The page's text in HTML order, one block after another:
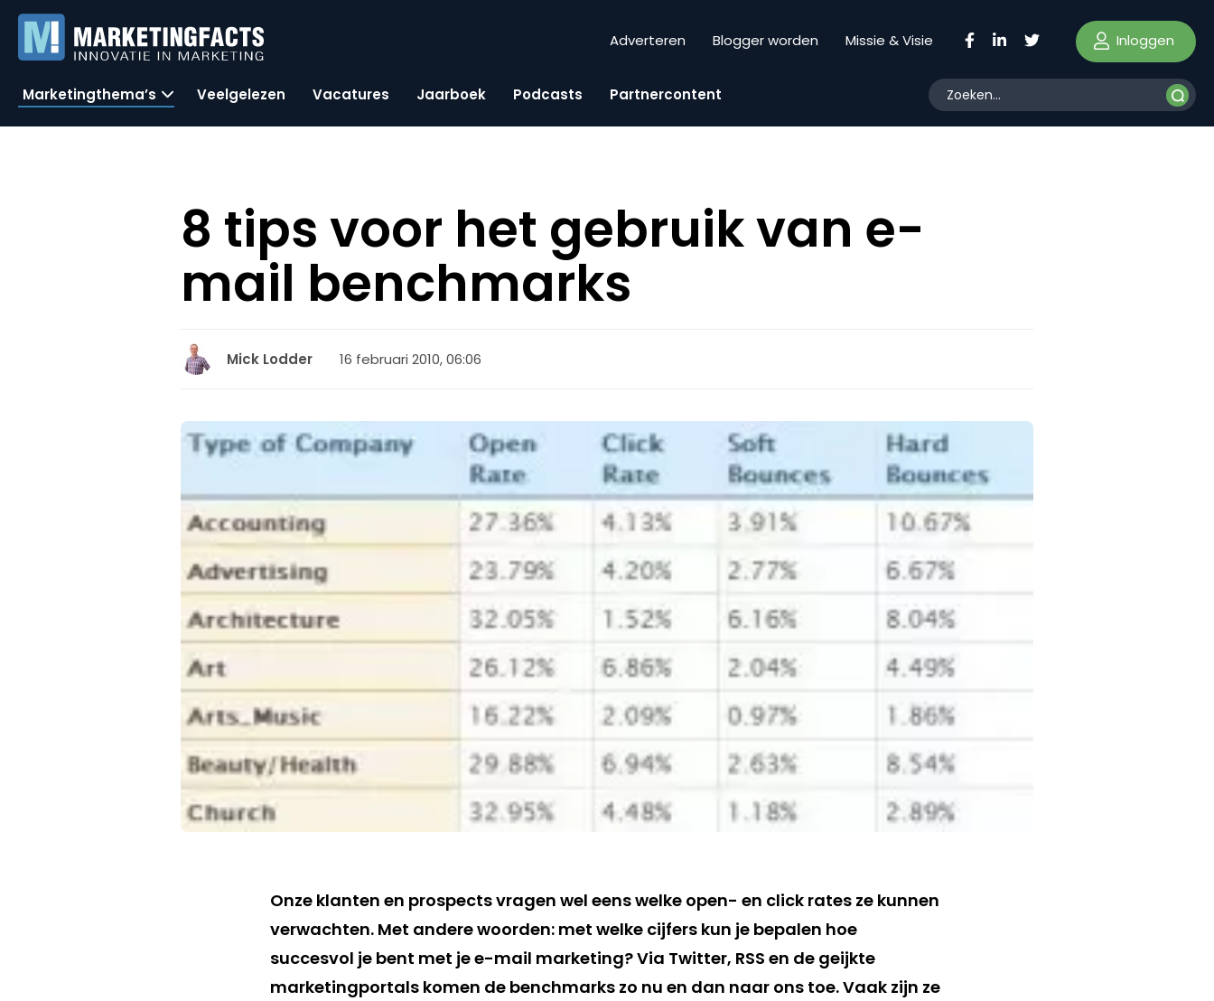
Adverteren Blogger worden Missie & Visie Inloggen
Marketingthema’s Veelgelezen Vacatures Jaarboek Podcasts Partnercontent
8 tips voor het gebruik van e-
mail benchmarks
Mick Lodder 16 februari 2010, 06:06
Onze klanten en prospects vragen wel eens welke open- en click rates ze kunnen
verwachten. Met andere woorden: met welke cijfers kun je bepalen hoe
succesvol je bent met je e-mail marketing? Via Twitter, RSS en de geijkte
marketingportals komen de benchmarks zo nu en dan naar ons toe. Vaak zijn ze